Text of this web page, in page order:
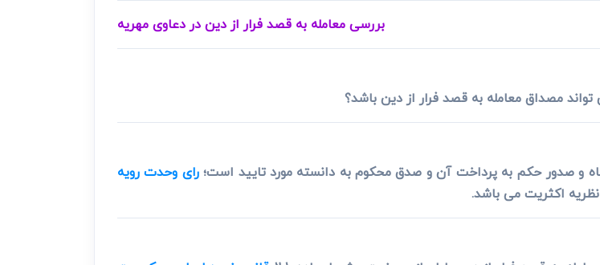
بررسی معامله به قصد فرار از دین در دعاوی مهریه
تواند مصداق معامله به قصد فرار از دین باشد؟
و صدور حکم به پرداخت آن و صدق محکوم به دانسته مورد تایید است؛رای وحدت رویه